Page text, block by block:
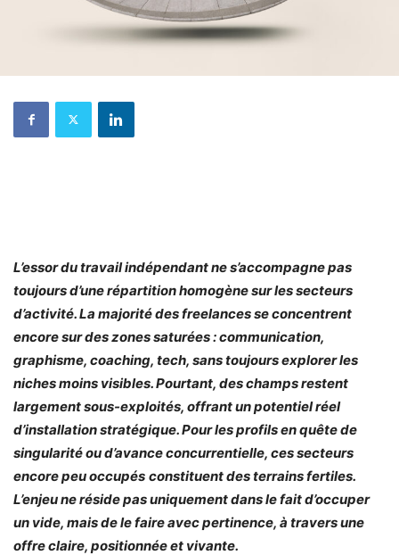
L’essor du travail indépendant ne s’accompagne pas
toujours d’une répartition homogène sur les secteurs
d’activité. La majorité des freelances se concentrent
encore sur des zones saturées : communication,
graphisme, coaching, tech, sans toujours explorer les
niches moins visibles. Pourtant, des champs restent
largement sous-exploités, offrant un potentiel réel
d’installation stratégique. Pour les profils en quête de
singularité ou d’avance concurrentielle, ces secteurs
encore peu occupés constituent des terrains fertiles.
L’enjeu ne réside pas uniquement dans le fait d’occuper
un vide, mais de le faire avec pertinence, à travers une
offre claire, positionnée et vivante.